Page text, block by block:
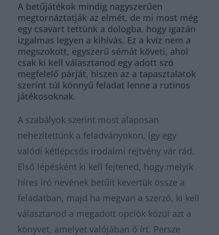
A betűjátékok mindig nagyszerűen
megtornáztatják az elmét, de mi most még
egy csavart tettünk a dologba, hogy igazán
izgalmas legyen a kihívás. Ez a kvíz nem a
megszokott, egyszerű sémát követi, ahol
csak ki kell választanod egy adott szó
megfelelő párját, hiszen az a tapasztalatok
szerint túl könnyű feladat lenne a rutinos
játékosoknak.
A szabályok szerint most alaposan
nehezítettünk a feladványokon, így egy
valódi kétlépcsős irodalmi rejtvény vár rád.
Első lépésként ki kell fejtened, hogy melyik
híres író nevének betűit kevertük össze a
feladatban, majd ha megvan a szerző, ki kell
választanod a megadott opciók közül azt a
könyvet, amelyet valójában ő írt. Persze